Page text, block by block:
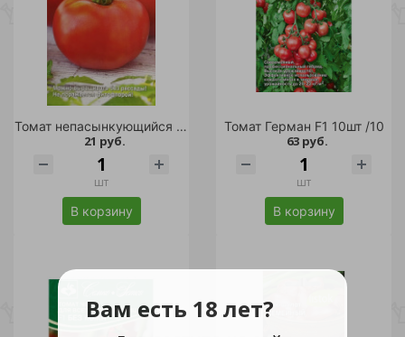
Вам есть 18 лет?
Томат непасынкующийся Ультраскороспелый 20шт /10
21 руб.
шт
В корзину
Томат Герман F1 10шт /10
63 руб.
шт
В корзину